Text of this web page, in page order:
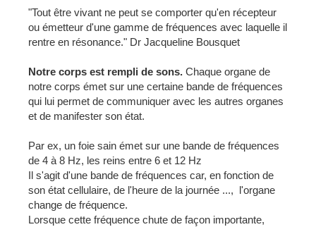
"Tout être vivant ne peut se comporter qu'en récepteur
ou émetteur d'une gamme de fréquences avec laquelle il
rentre en résonance." Dr Jacqueline Bousquet
Notre corps est rempli de sons. Chaque organe de
notre corps émet sur une certaine bande de fréquences
qui lui permet de communiquer avec les autres organes
et de manifester son état.
Par ex, un foie sain émet sur une bande de fréquences
de 4 à 8 Hz, les reins entre 6 et 12 Hz
Il s'agit d'une bande de fréquences car, en fonction de
son état cellulaire, de l'heure de la journée ..., l'organe
change de fréquence.
Lorsque cette fréquence chute de façon importante,